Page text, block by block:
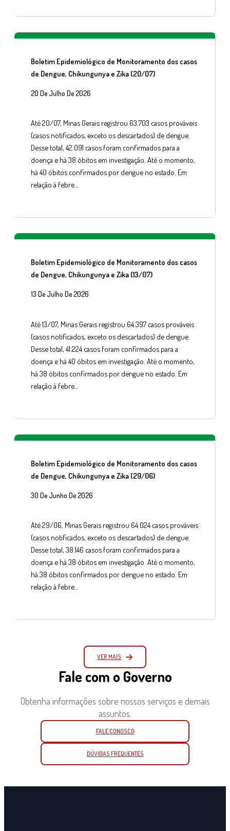
Boletim Epidemiológico de Monitoramento dos casos
de Dengue, Chikungunya e Zika (20/07)
20 De Julho De 2026
Até 20/07, Minas Gerais registrou 63.703 casos prováveis
(casos notificados, exceto os descartados) de dengue.
Desse total, 42.091 casos foram confirmados para a
doença e há 38 óbitos em investigação. Até o momento,
há 40 óbitos confirmados por dengue no estado. Em
relação à febre…
Boletim Epidemiológico de Monitoramento dos casos
de Dengue, Chikungunya e Zika (13/07)
13 De Julho De 2026
Até 13/07, Minas Gerais registrou 64.397 casos prováveis
(casos notificados, exceto os descartados) de dengue.
Desse total, 41.224 casos foram confirmados para a
doença e há 40 óbitos em investigação. Até o momento,
há 38 óbitos confirmados por dengue no estado. Em
relação à febre…
Boletim Epidemiológico de Monitoramento dos casos
de Dengue, Chikungunya e Zika (29/06)
30 De Junho De 2026
Até 29/06, Minas Gerais registrou 64.024 casos prováveis
(casos notificados, exceto os descartados) de dengue.
Desse total, 38.146 casos foram confirmados para a
doença e há 38 óbitos em investigação. Até o momento,
há 38 óbitos confirmados por dengue no estado. Em
relação à febre…
VER MAIS
Fale com o Governo
Obtenha informações sobre nossos serviços e demais
assuntos.
FALE CONOSCO
DÚVIDAS FREQUENTES